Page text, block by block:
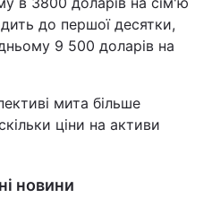
до першої десятки,
9 500 доларів на
мита більше
ціни на активи
новини